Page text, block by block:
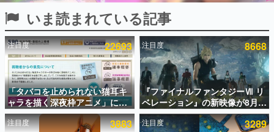
殿堂入り記事
SNS拡散数が数千以上！ ページビュー数万以上！ などな
ど。多くの人々に読まれた、電ファミ渾身の“殿堂入り”記
事をまとめました。
ゲームの企画書
名作ゲームクリエイターの方々に製作時のエピソードをお
聞きし、ヒットする企画（ゲーム）とは何か？を探ってい
きます。
赫本
この物語を解いてはいけない。『赫本』は、〈試験問題〉
いま読まれている記事
注目度 22693
「タバコを止められない猫耳キ
ャラを描く深夜枠アニメ」に視
聴者の一部から批判意見。違法
薬物の使用と思しき描写も含め
注目度 8668
『ファイナルファンタジーⅦ リ
ベレーション』の新映像が8月
26日早朝に公開へ。『FF7』リ
メイクシリーズの完結編、
注目度 3883 注目度 3289